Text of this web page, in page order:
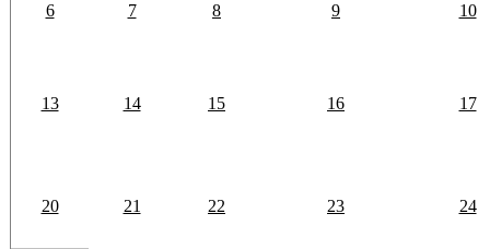
6 7 8 9 10
13 14 15 16 17
20 21 22 23 24